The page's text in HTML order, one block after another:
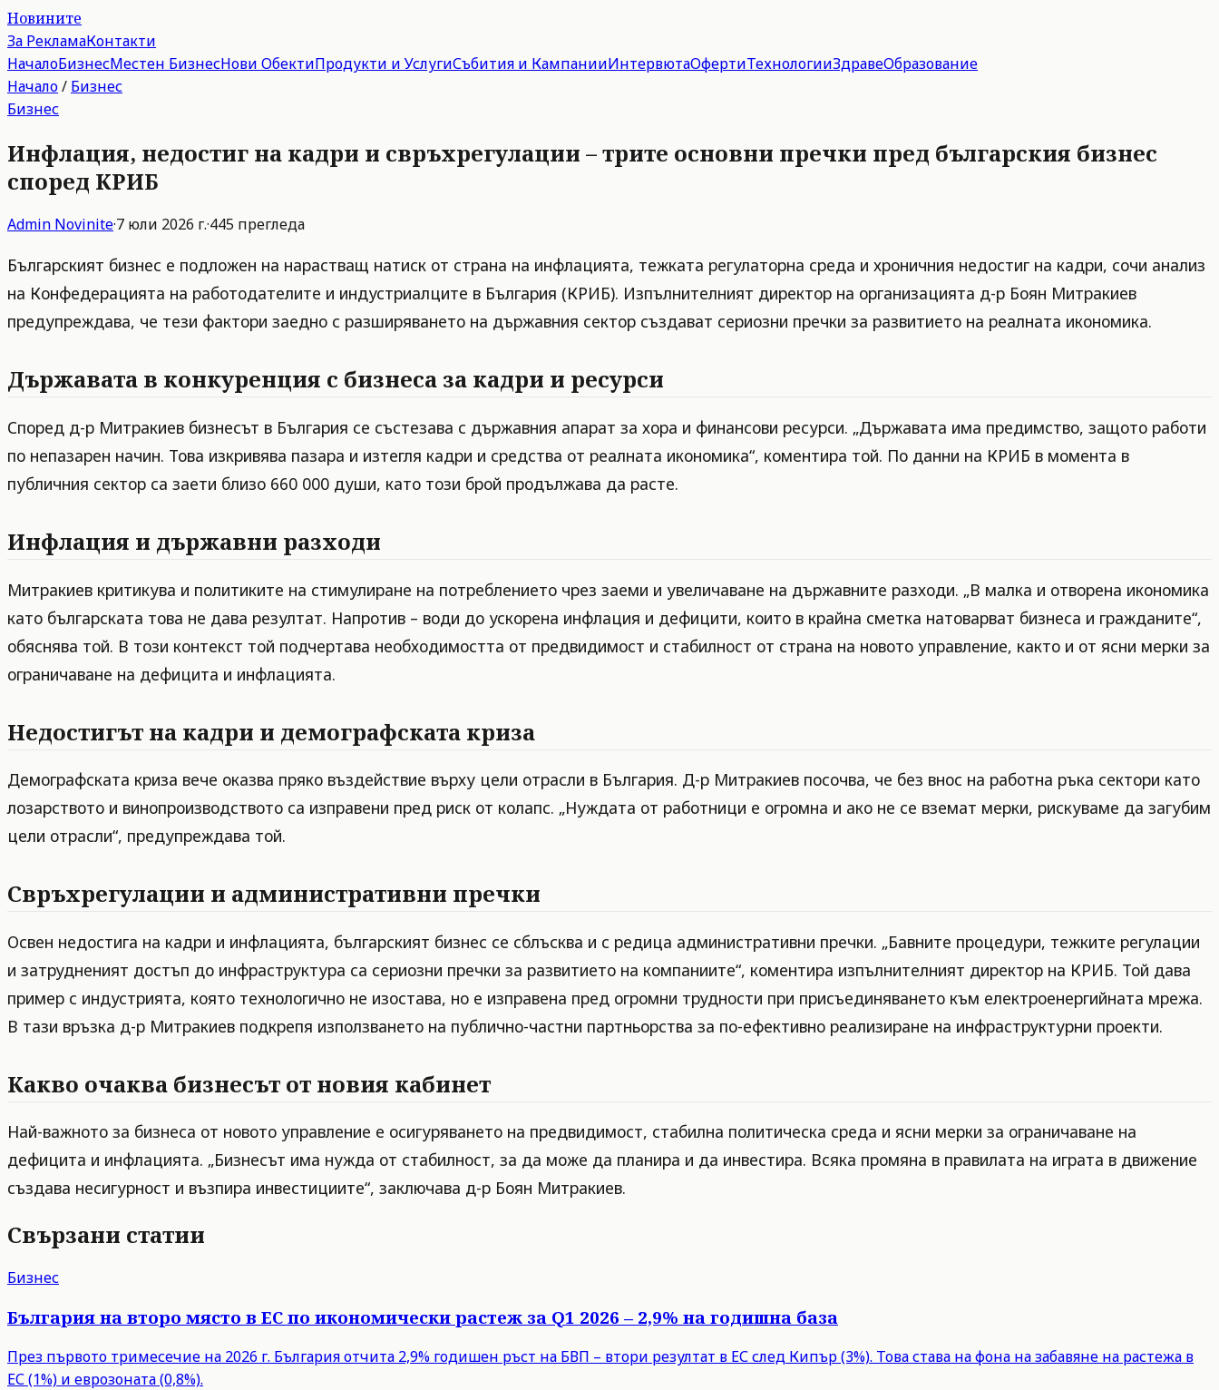
Новините
За РекламаКонтакти
НачалоБизнесМестен БизнесНови ОбектиПродукти и УслугиСъбития и КампанииИнтервютаОфертиТехнологииЗдравеОбразование
Начало/ Бизнес
Бизнес
Инфлация, недостиг на кадри и свръхрегулации – трите основни пречки пред българския бизнес
според КРИБ
Admin Novinite·7 юли 2026 г.·445 прегледа
Българският бизнес е подложен на нарастващ натиск от страна на инфлацията, тежката регулаторна среда и хроничния недостиг на кадри, сочи анализ
на Конфедерацията на работодателите и индустриалците в България (КРИБ). Изпълнителният директор на организацията д-р Боян Митракиев
предупреждава, че тези фактори заедно с разширяването на държавния сектор създават сериозни пречки за развитието на реалната икономика.
Държавата в конкуренция с бизнеса за кадри и ресурси
Според д-р Митракиев бизнесът в България се състезава с държавния апарат за хора и финансови ресурси. „Държавата има предимство, защото работи
по непазарен начин. Това изкривява пазара и изтегля кадри и средства от реалната икономика“, коментира той. По данни на КРИБ в момента в
публичния сектор са заети близо 660 000 души, като този брой продължава да расте.
Инфлация и държавни разходи
Митракиев критикува и политиките на стимулиране на потреблението чрез заеми и увеличаване на държавните разходи. „В малка и отворена икономика
като българската това не дава резултат. Напротив – води до ускорена инфлация и дефицити, които в крайна сметка натоварват бизнеса и гражданите“,
обяснява той. В този контекст той подчертава необходимостта от предвидимост и стабилност от страна на новото управление, както и от ясни мерки за
ограничаване на дефицита и инфлацията.
Недостигът на кадри и демографската криза
Демографската криза вече оказва пряко въздействие върху цели отрасли в България. Д-р Митракиев посочва, че без внос на работна ръка сектори като
лозарството и винопроизводството са изправени пред риск от колапс. „Нуждата от работници е огромна и ако не се вземат мерки, рискуваме да загубим
цели отрасли“, предупреждава той.
Свръхрегулации и административни пречки
Освен недостига на кадри и инфлацията, българският бизнес се сблъсква и с редица административни пречки. „Бавните процедури, тежките регулации
и затрудненият достъп до инфраструктура са сериозни пречки за развитието на компаниите“, коментира изпълнителният директор на КРИБ. Той дава
пример с индустрията, която технологично не изостава, но е изправена пред огромни трудности при присъединяването към електроенергийната мрежа.
В тази връзка д-р Митракиев подкрепя използването на публично-частни партньорства за по-ефективно реализиране на инфраструктурни проекти.
Какво очаква бизнесът от новия кабинет
Най-важното за бизнеса от новото управление е осигуряването на предвидимост, стабилна политическа среда и ясни мерки за ограничаване на
дефицита и инфлацията. „Бизнесът има нужда от стабилност, за да може да планира и да инвестира. Всяка промяна в правилата на играта в движение
създава несигурност и възпира инвестициите“, заключава д-р Боян Митракиев.
Свързани статии
Бизнес
България на второ място в ЕС по икономически растеж за Q1 2026 – 2,9% на годишна база
През първото тримесечие на 2026 г. България отчита 2,9% годишен ръст на БВП – втори резултат в ЕС след Кипър (3%). Това става на фона на забавяне на растежа в
ЕС (1%) и еврозоната (0,8%).